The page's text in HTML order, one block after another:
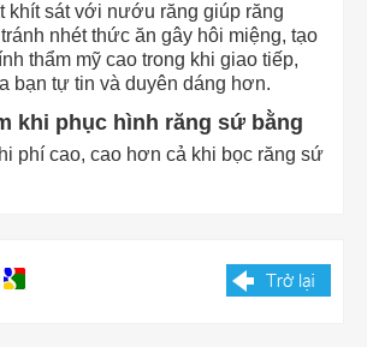
khít sát với nướu răng giúp răng
nhét thức ăn gây hôi miệng, tạo
thẩm mỹ cao trong khi giao tiếp,
bạn tự tin và duyên dáng hơn.
khi phục hình răng sứ bằng
phí cao, cao hơn cả khi bọc răng sứ